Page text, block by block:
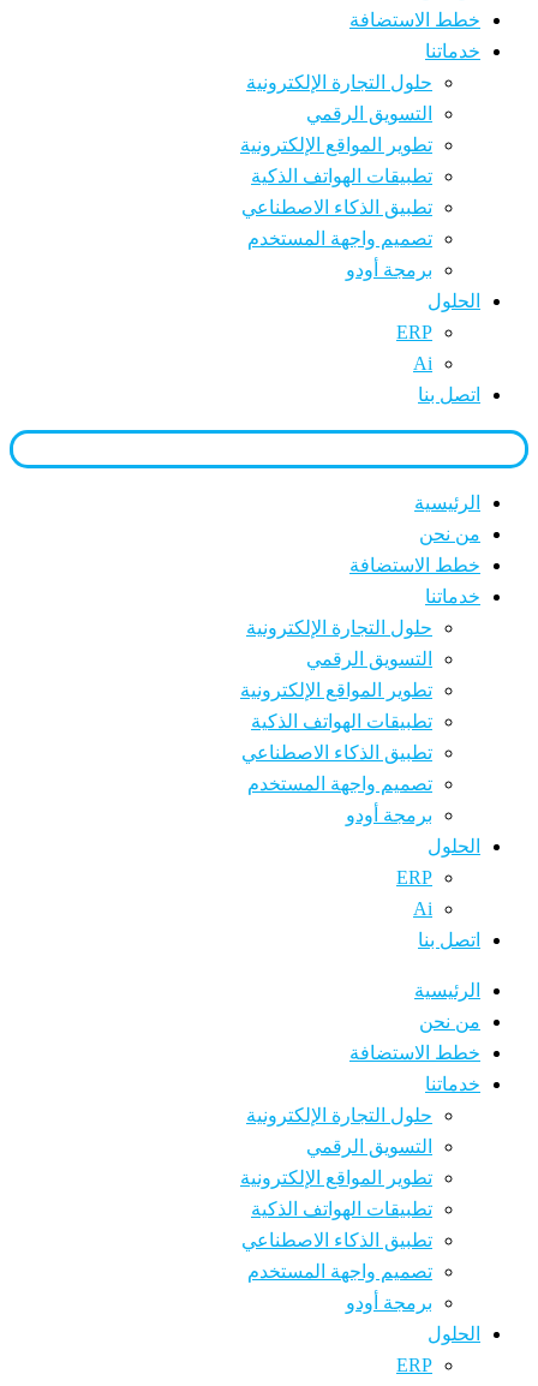
خطط الاستضافة
خدماتنا
حلول التجارة الإلكترونية
التسويق الرقمي
تطوير المواقع الإلكترونية
تطبيقات الهواتف الذكية
تطبيق الذكاء الاصطناعي
تصميم واجهة المستخدم
برمجة أودو
الحلول
ERP
Ai
اتصل بنا
الرئيسية
من نحن
خطط الاستضافة
خدماتنا
حلول التجارة الإلكترونية
التسويق الرقمي
تطوير المواقع الإلكترونية
تطبيقات الهواتف الذكية
تطبيق الذكاء الاصطناعي
تصميم واجهة المستخدم
برمجة أودو
الحلول
ERP
Ai
اتصل بنا
الرئيسية
من نحن
خطط الاستضافة
خدماتنا
حلول التجارة الإلكترونية
التسويق الرقمي
تطوير المواقع الإلكترونية
تطبيقات الهواتف الذكية
تطبيق الذكاء الاصطناعي
تصميم واجهة المستخدم
برمجة أودو
الحلول
ERP